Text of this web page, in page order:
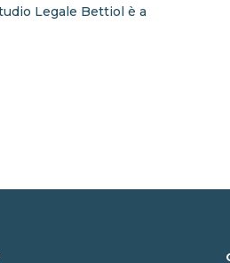
Legale Bettiol è a